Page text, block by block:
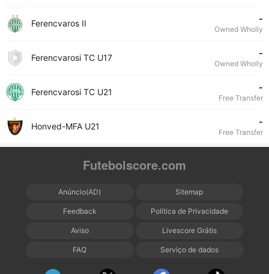
Ferencvaros II -
Owned Wholly
Ferencvarosi TC U17 -
Owned Wholly
Ferencvarosi TC U21 -
Free Transfer
Honved-MFA U21 -
Free Transfer
Futebolscore.com
Anúncio(AD) Sitemap
Feedback Política de Privacidade
Aviso Livescore Grátis
FAQ Serviço de dados